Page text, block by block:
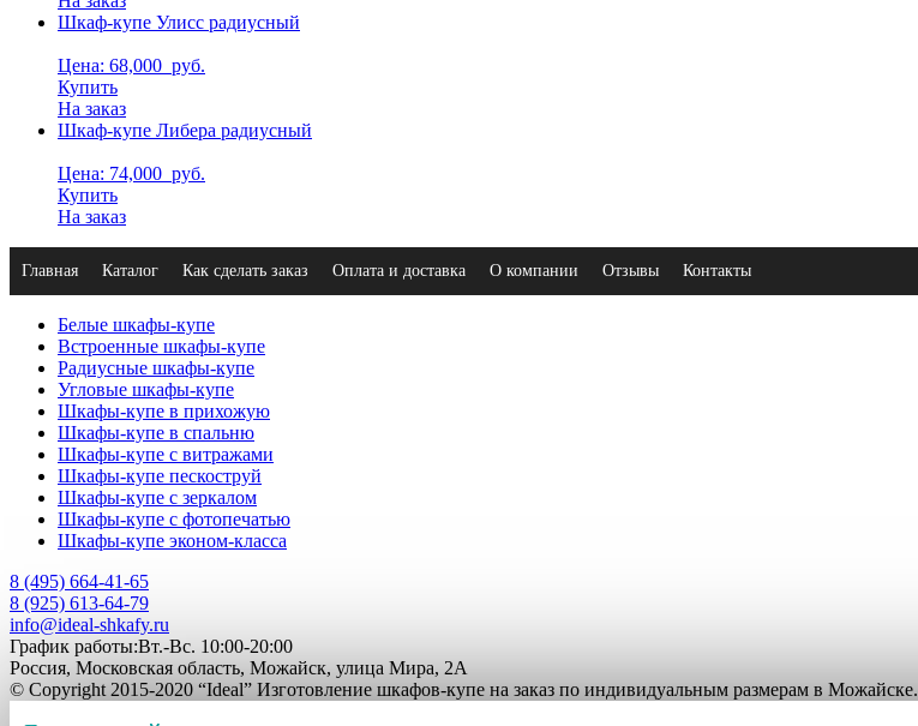
Шкаф-купе Улисс радиусный
Цена: 68,000 руб.
Купить
На заказ
Шкаф-купе Либера радиусный
Цена: 74,000 руб.
Купить
На заказ
Главная Каталог Как сделать заказ Оплата и доставка О компании Отзывы Контакты
Белые шкафы-купе
Встроенные шкафы-купе
Радиусные шкафы-купе
Угловые шкафы-купе
Шкафы-купе в прихожую
Шкафы-купе в спальню
Шкафы-купе с витражами
Шкафы-купе пескоструй
Шкафы-купе с зеркалом
Шкафы-купе с фотопечатью
Шкафы-купе эконом-класса
8 (495) 664-41-65
8 (925) 613-64-79
info@ideal-shkafy.ru
График работы:Вт.-Вс. 10:00-20:00
Россия, Московская область, Можайск, улица Мира, 2А
© Copyright 2015-2020 “Ideal” Изготовление шкафов-купе на заказ по индивидуальным размерам в Можайске.